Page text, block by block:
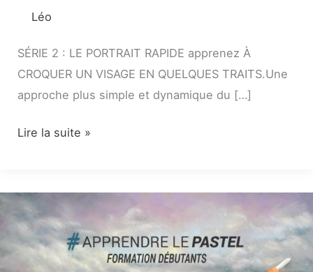
Léo
SÉRIE 2 : LE PORTRAIT RAPIDE apprenez À
CROQUER UN VISAGE EN QUELQUES TRAITS.Une
approche plus simple et dynamique du […]
COURS
EN
Lire la suite »
APPRENDRE
LE
PASTEL